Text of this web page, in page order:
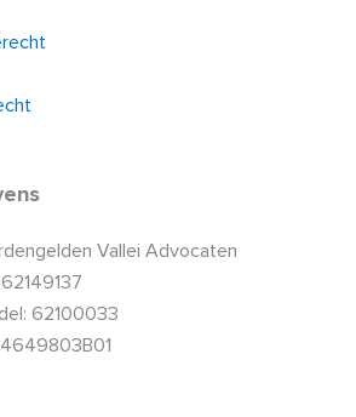
Vallei Advocaten
62100033